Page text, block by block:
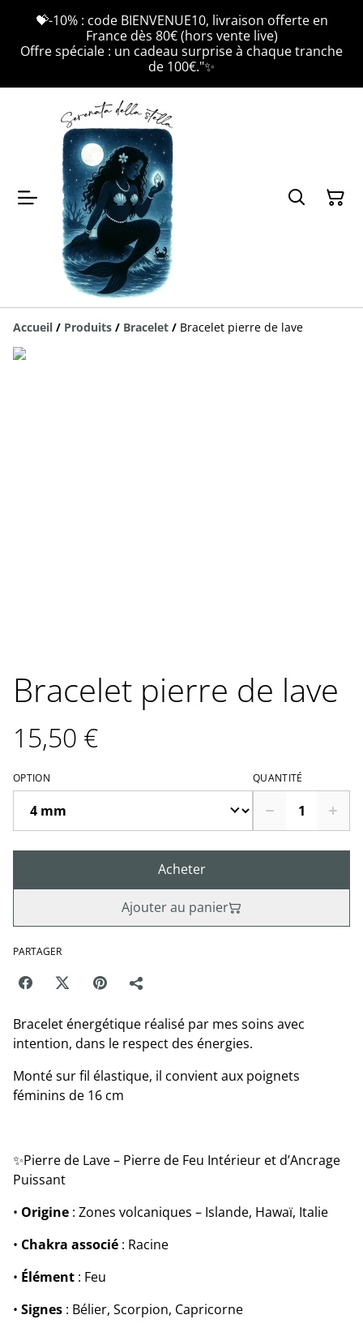
💝-10% : code BIENVENUE10, livraison offerte en
France dès 80€ (hors vente live)
Offre spéciale : un cadeau surprise à chaque tranche
de 100€."✨
Accueil / Produits / Bracelet / Bracelet pierre de lave
Bracelet pierre de lave
15,50 €
OPTION QUANTITÉ
Acheter
Ajouter au panier
PARTAGER
Bracelet énergétique réalisé par mes soins avec
intention, dans le respect des énergies.
Monté sur fil élastique, il convient aux poignets
féminins de 16 cm
✨Pierre de Lave – Pierre de Feu Intérieur et d’Ancrage
Puissant
• Origine : Zones volcaniques – Islande, Hawaï, Italie
• Chakra associé : Racine
• Élément : Feu
• Signes : Bélier, Scorpion, Capricorne